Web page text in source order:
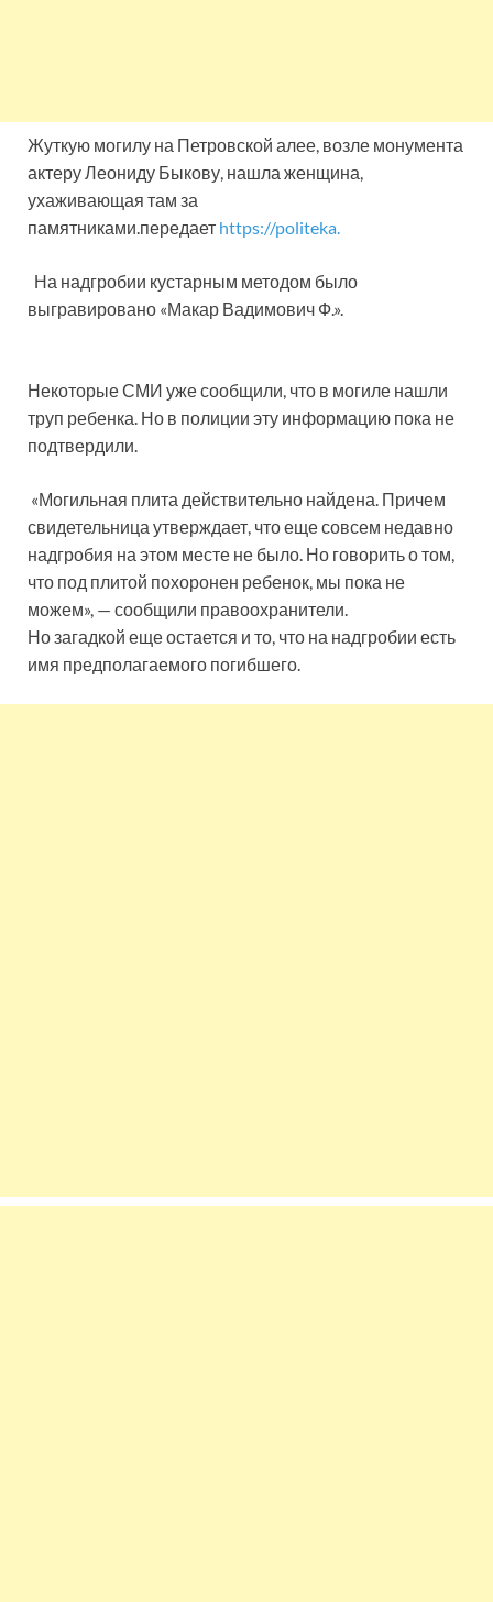
Жуткую могилу на Петровской алее, возле монумента
актеру Леониду Быкову, нашла женщина,
ухаживающая там за
памятниками.передает https://politeka.
На надгробии кустарным методом было
выгравировано «Макар Вадимович Ф.».
Некоторые СМИ уже сообщили, что в могиле нашли
труп ребенка. Но в полиции эту информацию пока не
подтвердили.
«Могильная плита действительно найдена. Причем
свидетельница утверждает, что еще совсем недавно
надгробия на этом месте не было. Но говорить о том,
что под плитой похоронен ребенок, мы пока не
можем», — сообщили правоохранители.
Но загадкой еще остается и то, что на надгробии есть
имя предполагаемого погибшего.